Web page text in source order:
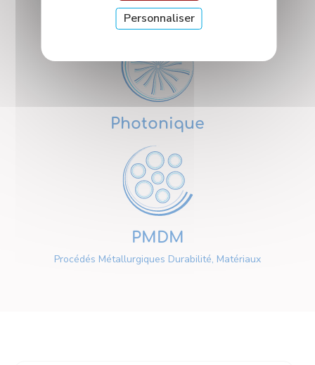
Nanosciences
Photonique
PMDM
Procédés Métallurgiques Durabilité, Matériaux
Personnaliser